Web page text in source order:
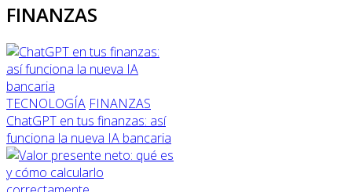
FINANZAS
TECNOLOGÍA FINANZAS
ChatGPT en tus finanzas: así
funciona la nueva IA bancaria